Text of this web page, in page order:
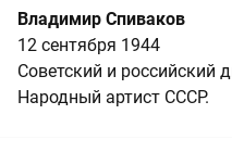
Владимир Спиваков
12 сентября 1944
Советский и российский
Народный артист СССР.